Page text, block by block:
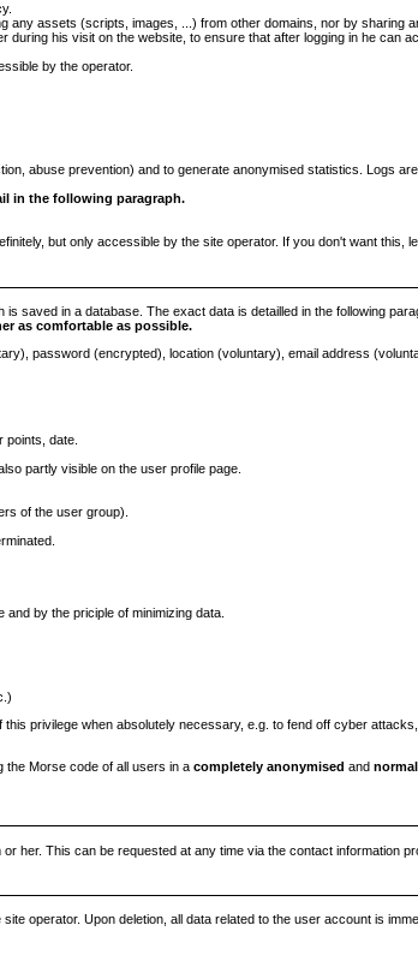
any assets (scripts, images, ...) from other domains, nor by sharing
during his visit on the website, to ensure that after logging in he can
by the operator.
abuse prevention) and to generate anonymised statistics. Logs
in the following paragraph.
but only accessible by the site operator. If you don't want this,
saved in a database. The exact data is detailled in the following
as comfortable as possible.
password (encrypted), location (voluntary), email address
points, date.
partly visible on the user profile page.
of the user group).
by the priciple of minimizing data.
this privilege when absolutely necessary, e.g. to fend off cyber
the Morse code of all users in a completely anonymised and
her. This can be requested at any time via the contact information
operator. Upon deletion, all data related to the user account is